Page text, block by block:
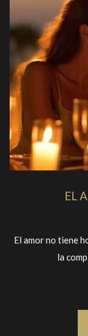
EL
El amor no tiene
la